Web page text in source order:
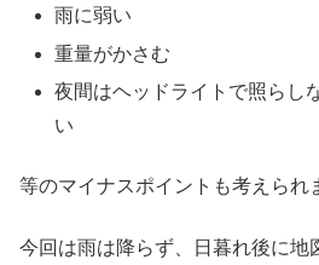
雨に弱い
重量がかさむ
夜間はヘッドライトで照らし
い
等のマイナスポイントも考えられ
今回は雨は降らず、日暮れ後に地